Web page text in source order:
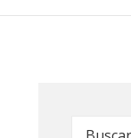
Buscar: